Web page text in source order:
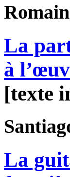
Romain
La
à
[texte
La